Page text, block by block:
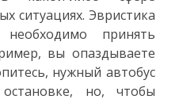
ситуациях. Эвристика
принять
вы опаздываете
нужный автобус
но, чтобы